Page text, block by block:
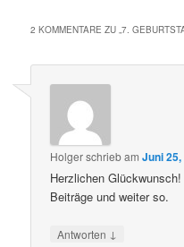
2 KOMMENTARE ZU „7.
HolgerschriebamJuni
Herzlichen
Beiträge und weiter so.
Antworten ↓